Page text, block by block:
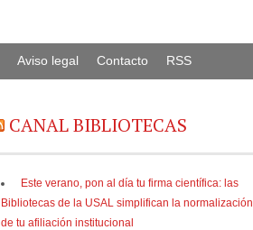
Aviso legal Contacto RSS
CANAL BIBLIOTECAS
Este verano, pon al día tu firma científica: las
Bibliotecas de la USAL simplifican la normalización
de tu afiliación institucional